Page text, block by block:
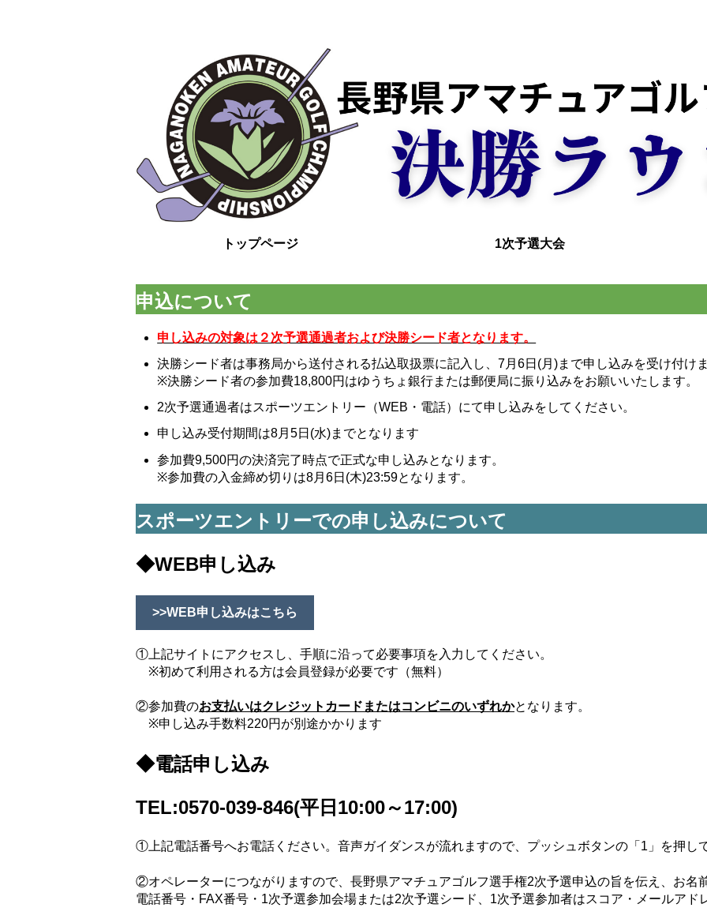
トップページ 1次予選大会
申込について
申し込みの対象は２次予選通過者および決勝シード者となります。
決勝シード者は事務局から送付される払込取扱票に記入し、7月6日(月)まで申し込みを受け付け
※決勝シード者の参加費18,800円はゆうちょ銀行または郵便局に振り込みをお願いいたします。
2次予選通過者はスポーツエントリー（WEB・電話）にて申し込みをしてください。
申し込み受付期間は8月5日(水)までとなります
参加費9,500円の決済完了時点で正式な申し込みとなります。
※参加費の入金締め切りは8月6日(木)23:59となります。
スポーツエントリーでの申し込みについて
◆WEB申し込み
>>WEB申し込みはこちら
①上記サイトにアクセスし、手順に沿って必要事項を入力してください。
※初めて利用される方は会員登録が必要です（無料）
②参加費のお支払いはクレジットカードまたはコンビニのいずれかとなります。
※申し込み手数料220円が別途かかります
◆電話申し込み
TEL:0570-039-846(平日10:00～17:00)
① 上記電話番号へお電話ください。 音声ガイダンスが流れますので、プッシュボタンの「 1 」を押し
②オペレーターにつながりますので、長野県アマチュアゴルフ選手権2次予選申込の旨を伝え、お名
電話番号・ FAX番号・ 1次予選参加会場または2次予選シード、 1次予選参加者はスコア・メールアド